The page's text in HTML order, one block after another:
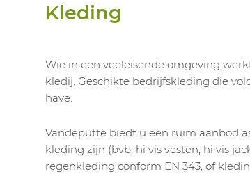
Kleding
Wie in een veeleisende omgeving
kledij. Geschikte bedrijfskleding die
have.
Vandeputte biedt u een ruim aanbod
kleding zijn (bvb. hi vis vesten, hi vis
regenkleding conform EN 343, of